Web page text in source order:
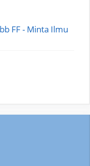
FF - Minta Ilmu